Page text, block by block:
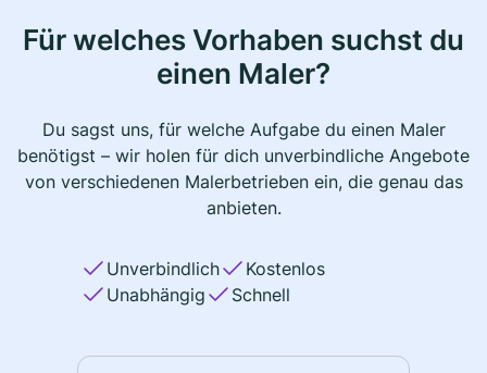
Für welches Vorhaben suchst du
einen Maler?
Du sagst uns, für welche Aufgabe du einen Maler
benötigst – wir holen für dich unverbindliche Angebote
von verschiedenen Malerbetrieben ein, die genau das
anbieten.
Unverbindlich
Kostenlos
Unabhängig
Schnell